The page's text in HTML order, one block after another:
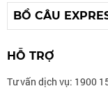
BỒ CÂU
HỖ TRỢ
Tư vấn dịch vụ: 1900